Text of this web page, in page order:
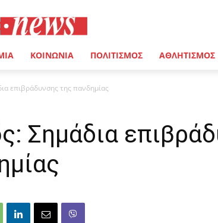
ΚΟΙΝΩΝΙΑ ΠΟΛΙΤΙΣΜΟΣ ΑΘΛΗΤΙΣΜΟΣ
επιβράδυνσης της πανδημίας
Σημάδια